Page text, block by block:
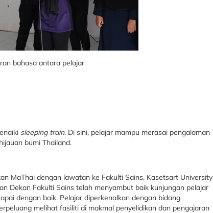
bahasa antara pelajar
sleeping train. Di sini, pelajar mampu merasai pengalaman
bumi Thailand.
MaThai dengan lawatan ke Fakulti Sains, Kasetsart University
Dekan Fakulti Sains telah menyambut baik kunjungan pelajar
dengan baik. Pelajar diperkenalkan dengan bidang
melihat fasiliti di makmal penyelidikan dan pengajaran